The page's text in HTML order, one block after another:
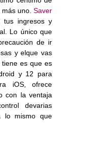
uno. Saver
tus ingresos y
Lo único que
de ir
y elque vas
tiene es que es
y 12 para
iOS, ofrece
con la ventaja
devarias
lo mismo que